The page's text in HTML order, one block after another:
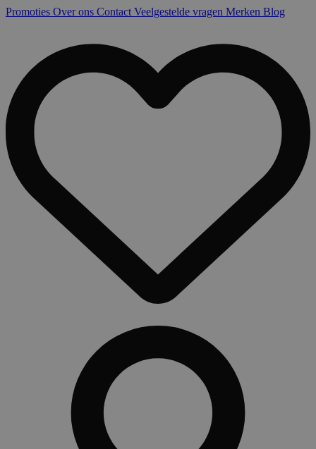
Promoties Over ons Contact Veelgestelde vragen Merken Blog